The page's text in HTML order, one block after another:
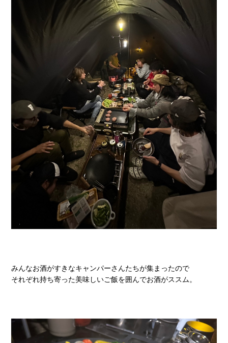
みんなお酒がすきなキャンパーさんたちが集まったので
それぞれ持ち寄った美味しいご飯を囲んでお酒がススム。